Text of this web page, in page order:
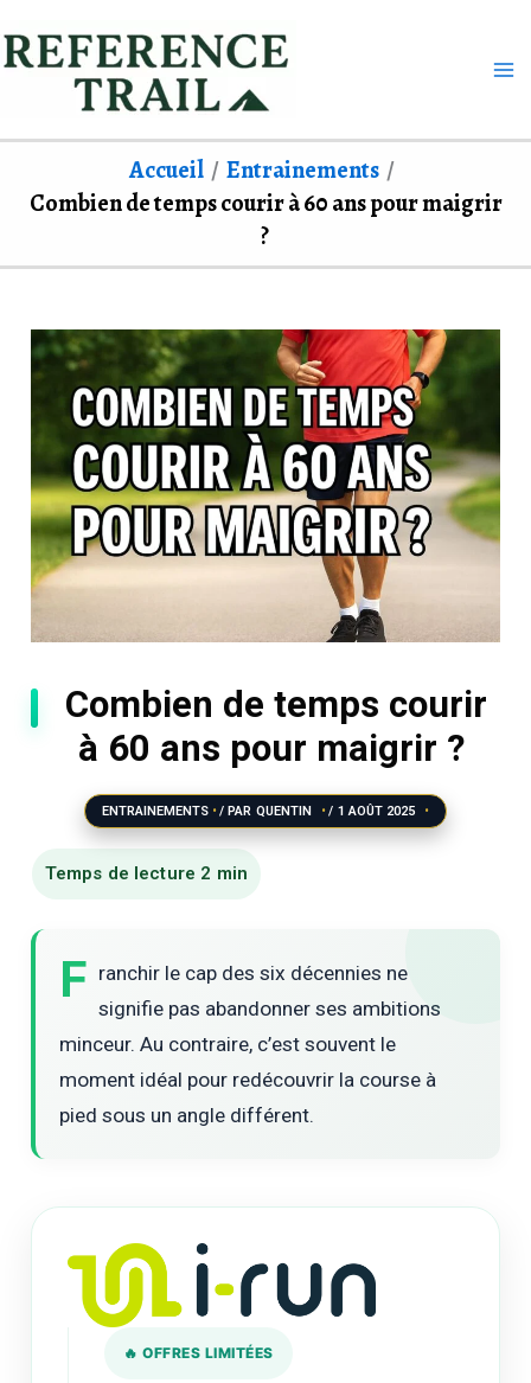
au
Accueil
Entrainements
Combien de temps courir à 60 ans pour maigrir
?
Combien de temps courir
à 60 ans pour maigrir ?
ENTRAINEMENTS / PAR QUENTIN / 1 AOÛT 2025
F ranchir le cap des six décennies ne
signifie pas abandonner ses ambitions
minceur. Au contraire, c’est souvent le
moment idéal pour redécouvrir la course à
pied sous un angle différent.
🔥 OFFRES LIMITÉES